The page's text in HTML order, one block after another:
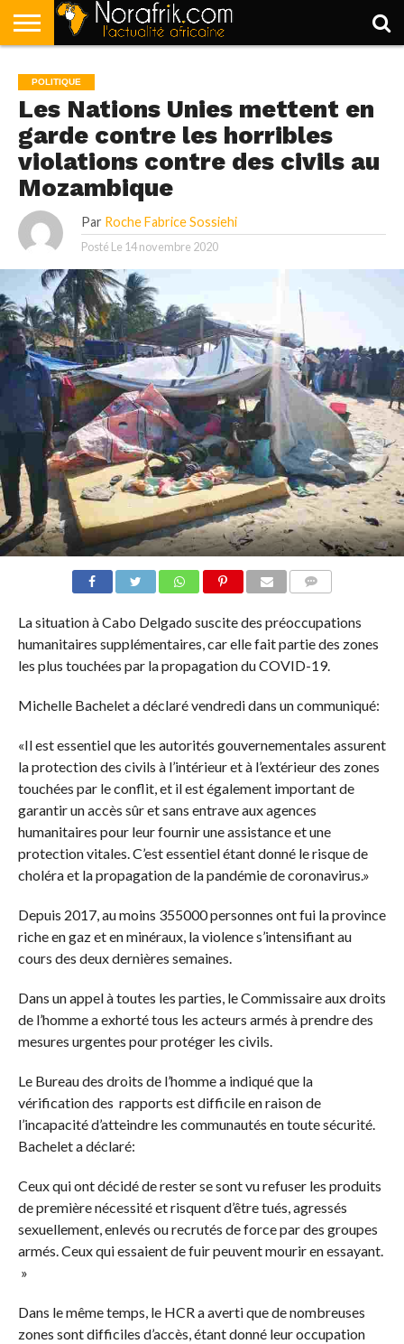
POLITIQUE
SOCIÉTÉ
ECONOMIE
SPORT
LIFESTYLE
POLITIQUE
Les Nations Unies mettent en
garde contre les horribles
violations contre des civils au
Mozambique
Par Roche Fabrice Sossiehi
Posté Le 14 novembre 2020
La situation à Cabo Delgado suscite des préoccupations
humanitaires supplémentaires, car elle fait partie des zones
les plus touchées par la propagation du COVID-19.
Michelle Bachelet a déclaré vendredi dans un communiqué:
«Il est essentiel que les autorités gouvernementales assurent
la protection des civils à l’intérieur et à l’extérieur des zones
touchées par le conflit, et il est également important de
garantir un accès sûr et sans entrave aux agences
humanitaires pour leur fournir une assistance et une
protection vitales. C’est essentiel étant donné le risque de
choléra et la propagation de la pandémie de coronavirus.»
Depuis 2017, au moins 355000 personnes ont fui la province
riche en gaz et en minéraux, la violence s’intensifiant au
cours des deux dernières semaines.
Dans un appel à toutes les parties, le Commissaire aux droits
de l’homme a exhorté tous les acteurs armés à prendre des
mesures urgentes pour protéger les civils.
Le Bureau des droits de l’homme a indiqué que la
vérification des rapports est difficile en raison de
l’incapacité d’atteindre les communautés en toute sécurité.
Bachelet a déclaré:
Ceux qui ont décidé de rester se sont vu refuser les produits
de première nécessité et risquent d’être tués, agressés
sexuellement, enlevés ou recrutés de force par des groupes
armés. Ceux qui essaient de fuir peuvent mourir en essayant.
»
Dans le même temps, le HCR a averti que de nombreuses
zones sont difficiles d’accès, étant donné leur occupation